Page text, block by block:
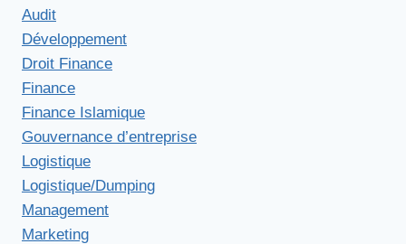
Audit
Développement
Droit Finance
Finance
Finance Islamique
Gouvernance d’entreprise
Logistique
Logistique/Dumping
Management
Marketing